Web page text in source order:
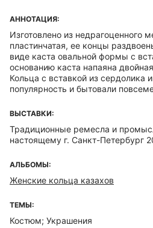
АННОТАЦИЯ:
Изготовлено из недрагоценного
пластинчатая, ее концы
виде каста овальной формы с
основанию каста напаяна
Кольца с вставкой из сердолика
популярность и бытовали
ВЫСТАВКИ:
Традиционные ремесла и
настоящему г. Санкт-Петербург
АЛЬБОМЫ:
Женские кольца казахов
ТЕМЫ:
Костюм; Украшения